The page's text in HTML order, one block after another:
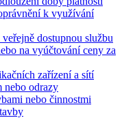
k využívání
dostupnou službu
na vyúčtování ceny za
zařízení a sítí
nebo odrazy
nebo činnostmi